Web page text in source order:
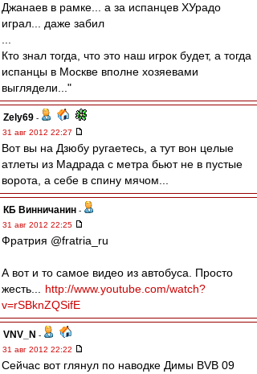
Джанаев в рамке... а за испанцев ХУрадо
играл... даже забил
Кто знал тогда, что это наш игрок будет, а тогда
испанцы в Москве вполне хозяевами
выглядели..."
Zely69 -
31 авг 2012 22:27
Вот вы на Дзюбу ругаетесь, а тут вон целые
атлеты из Мадрада с метра бьют не в пустые
ворота, а себе в спину мячом...
КБ Винничанин -
31 авг 2012 22:25
Фратрия @fratria_ru
А вот и то самое видео из автобуса. Просто
жесть...
http://www.youtube.com/watch?
v=rSBknZQSifE
VNV_N -
31 авг 2012 22:22
Сейчас вот глянул по наводке Димы BVB 09